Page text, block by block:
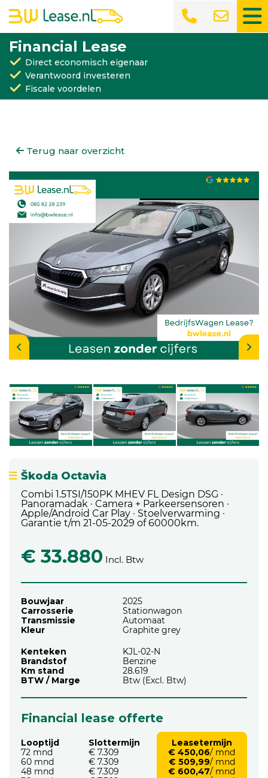
Financial Lease
Direct economisch eigenaar
Verantwoord investeren
Fiscale voordelen
Terug naar overzicht
Škoda Octavia
Combi 1.5TSI/150PK MHEV FL Design DSG ·
Panoramadak · Camera + Parkeersensoren ·
Apple/Android Car Play · Stoelverwarming ·
Garantie t/m 21-05-2029 of 60000km.
€ 33.880 Incl. Btw
Bouwjaar
2025
Carrosserie
Stationwagon
Transmissie
Automaat
Kleur
Graphite grey
Kenteken
KJL-02-N
Brandstof
Benzine
Km stand
28.619
BTW / Marge
Btw (Excl. Btw)
Financial lease offerte
Looptijd
72 mnd
60 mnd
48 mnd
Slottermijn
€ 7.309
€ 7.309
€ 7.309
Leasetermijn
€ 450,06/ mnd
€ 509,99/ mnd
€ 600,47/ mnd